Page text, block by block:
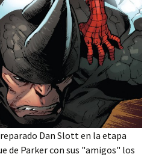
Dan Slott en la etapa
de Parker con sus "amigos" los